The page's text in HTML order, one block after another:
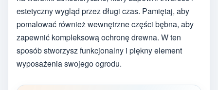
estetyczny wygląd przez długi czas. Pamiętaj, aby
pomalować również wewnętrzne części bębna, aby
zapewnić kompleksową ochronę drewna. W ten
sposób stworzysz funkcjonalny i piękny element
wyposażenia swojego ogrodu.